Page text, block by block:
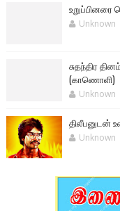
உறுப்பினரை
Unknown
சுதந்திர
(காணொளி)
Unknown
திலீபனுடன்
Unknown